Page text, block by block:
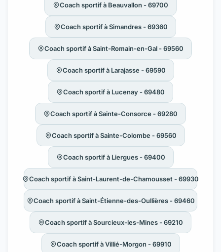
Coach sportif à Beauvallon - 69700
Coach sportif à Simandres - 69360
Coach sportif à Saint-Romain-en-Gal - 69560
Coach sportif à Larajasse - 69590
Coach sportif à Lucenay - 69480
Coach sportif à Sainte-Consorce - 69280
Coach sportif à Sainte-Colombe - 69560
Coach sportif à Liergues - 69400
Coach sportif à Saint-Laurent-de-Chamousset - 69930
Coach sportif à Saint-Étienne-des-Oullières - 69460
Coach sportif à Sourcieux-les-Mines - 69210
Coach sportif à Villié-Morgon - 69910